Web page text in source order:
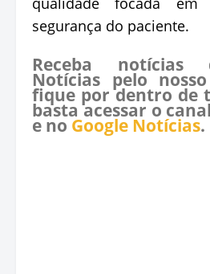
segurança do paciente.
Receba notícias
Notícias pelo nosso
fique por dentro de
basta acessar o
e no Google Notícias.